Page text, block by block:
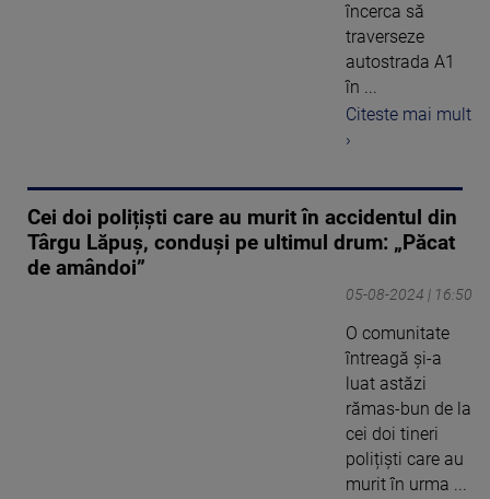
încerca să
traverseze
autostrada A1
în ...
Citeste mai mult
›
Cei doi polițiști care au murit în accidentul din
Târgu Lăpuș, conduși pe ultimul drum: „Păcat
de amândoi”
05-08-2024 | 16:50
O comunitate
întreagă și-a
luat astăzi
rămas-bun de la
cei doi tineri
polițiști care au
murit în urma ...